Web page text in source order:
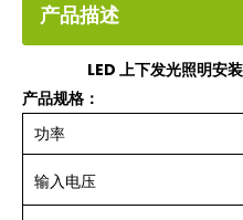
产品描述
LED 上下发光照明安
产品规格：
功率
输入电压